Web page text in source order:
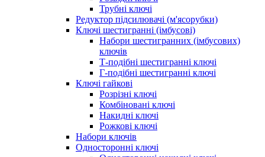
Трубні ключі
Редуктор підсилювачі (м'ясорубки)
Ключі шестигранні (імбусові)
Набори шестигранних (імбусових)
ключів
Т-подібні шестигранні ключі
Г-подібні шестигранні ключі
Ключі гайкові
Розрізні ключі
Комбіновані ключі
Накидні ключі
Рожкові ключі
Набори ключів
Односторонні ключі